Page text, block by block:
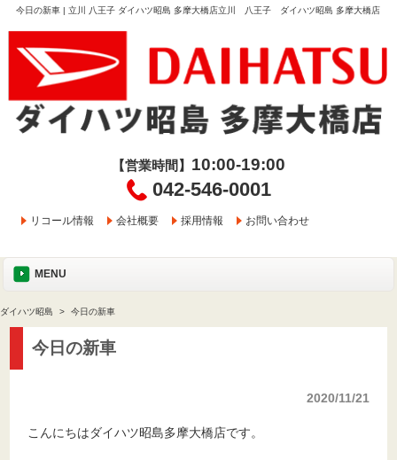
今日の新車 | 立川 八王子 ダイハツ昭島 多摩大橋店立川 八王子 ダイハツ昭島 多摩大橋店
【営業時間】 10:00-19:00
042-546-0001
リコール情報 会社概要 採用情報 お問い合わせ
MENU
ダイハツ昭島 今日の新車
今日の新車
2020/11/21
こんにちはダイハツ昭島多摩大橋店です。